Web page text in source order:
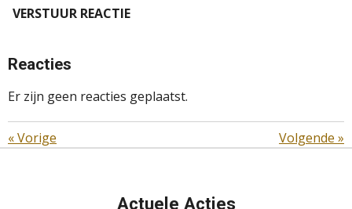
VERSTUUR REACTIE
Reacties
Er zijn geen reacties geplaatst.
«Vorige Volgende »
Actuele Acties